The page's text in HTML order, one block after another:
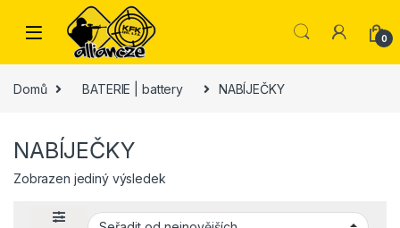
Skip to navigation
Skip to content
0
Domů BATERIE | battery NABÍJEČKY
NABÍJEČKY
Zobrazen jediný výsledek